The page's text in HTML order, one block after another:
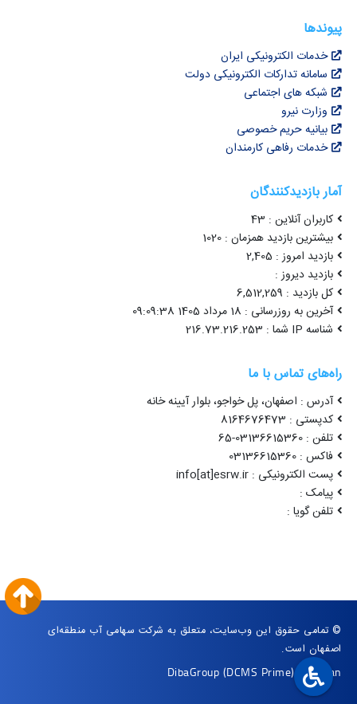
پیوندها
خدمات الکترونیکی ایران
سامانه تدارکات الکترونیکی دولت
شبکه های اجتماعی
وزارت نیرو
بیانیه حریم خصوصی
خدمات رفاهی کارمندان
آمار بازدیدکنندگان
کاربران آنلاین : 43
بیشترین بازدید همزمان : 1020
بازدید امروز : 2,405
بازدید دیروز :
کل بازدید : 6,512,259
آخرین به روزرسانی : 18 مرداد 1405 09:09:38
شناسه IP شما : 216.73.216.253
راه‌های تماس با ما
آدرس : اصفهان، پل خواجو، بلوار آیینه خانه
کدپستی : 8164676473
تلفن : 03136615360-65
فاکس : 03136615360
پست الکترونیکی : info[at]esrw.ir
پیامک :
تلفن گویا :
© تمامی حقوق این وب‌سایت، متعلق به شرکت سهامی آب منطقه‌ای
اصفهان است.
DibaGroup (DCMS Prime)|Arvan